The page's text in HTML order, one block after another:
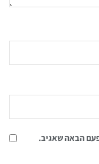
הבאה שאגיב.